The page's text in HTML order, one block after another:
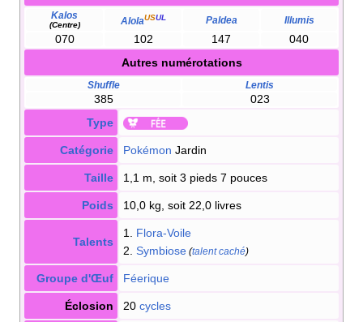
Kalos
(Centre) AlolaUSUL Paldea Illumis
070 102 147
040
Autres numérotations
Shuffle Lentis
385
023
Type
Catégorie Pokémon Jardin
Taille 1,1 m, soit 3 pieds 7 pouces
Poids 10,0 kg, soit 22,0 livres
Talents
1. Flora-Voile
2. Symbiose (talent caché)
Groupe d'Œuf Féerique
Éclosion 20 cycles